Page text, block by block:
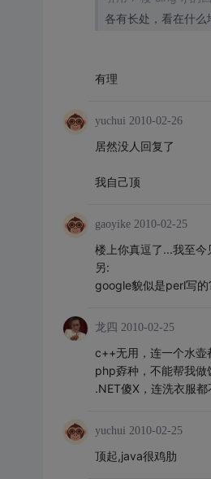
各有长处，看在什么
有理
yuchui 2010-02-26
居然没人回复了
我自己顶
gaoyike 2010-02-25
楼上你真逗了...我至
另:
google貌似是perl写的
龙四 2010-02-25
c++无用，连一个水壶
php孬种，不能帮我做
.NET傻X，连洗衣服都
yuchui 2010-02-25
顶起,java很鸡肋